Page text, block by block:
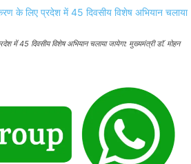
में 45 दिवसीय विशेष अभियान चलाया जायेगा: मुख्यमंत्री डाॅ. मोहन